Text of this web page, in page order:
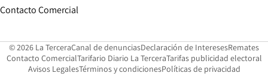
Contacto Comercial
© 2026 La TerceraCanal de denunciasOpens in new window
Declaración de InteresesOpens in
Remates
Contacto ComercialOpens in new window
Tarifario Diario La TerceraOpens in new window
Tarifas publicidad electoral
Avisos LegalesOpens in new window
Términos y condicionesPolíticas de privacidad